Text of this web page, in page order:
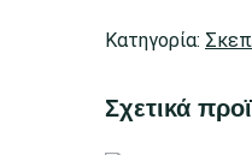
Κατηγορία:
Σχετικά